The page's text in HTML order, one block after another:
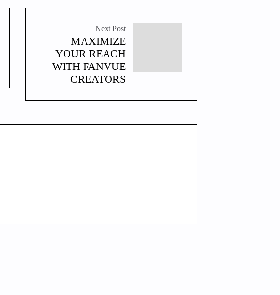
Next Post
MAXIMIZE
YOUR REACH
WITH FANVUE
CREATORS